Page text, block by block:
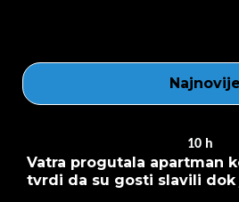
Najnovije
10 h
Vatra progutala apartman
tvrdi da su gosti slavili dok